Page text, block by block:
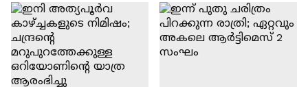
WhatsApp | Tech Talk
Tech Talk